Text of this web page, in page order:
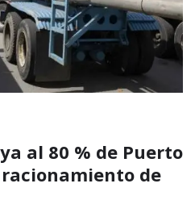
al 80 % de Puerto
de